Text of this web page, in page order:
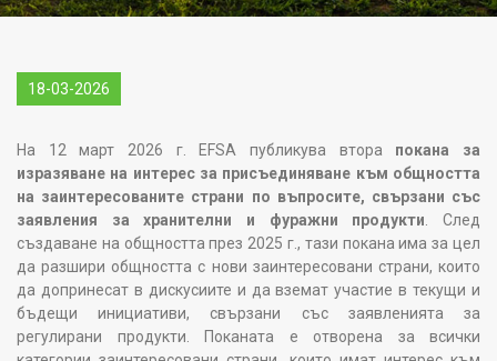
18-03-2026
На 12 март 2026 г. EFSA публикува втора покана за
изразяване на интерес за присъединяване към общността
на заинтересованите страни по въпросите, свързани със
заявления за хранителни и фуражни продукти . След
създаване на общността през 2025 г., тази покана има за цел
да разшири общността с нови заинтересовани страни, които
да допринесат в дискусиите и да вземат участие в текущи и
бъдещи инициативи, свързани със заявленията за
регулирани продукти. Поканата е отворена за всички